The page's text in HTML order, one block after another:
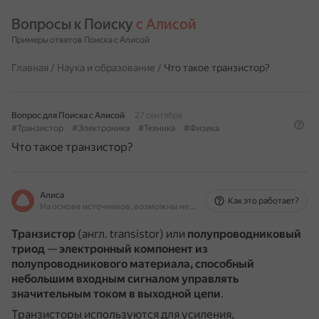
Вопросы к Поиску с Алисой
Примеры ответов Поиска с Алисой
Главная / Наука и образование / Что такое транзистор?
Вопрос для Поиска с Алисой
27 сентября
#Транзистор
#Электроника #Техника #Физика
Что такое транзистор?
Алиса
На основе источников, возможны неточности
Как это работает?
Транзистор (англ. transistor) или полупроводниковый
триод — электронный компонент из
полупроводникового материала, способный
небольшим входным сигналом управлять
значительным током в выходной цепи.
Транзисторы используются для усиления,